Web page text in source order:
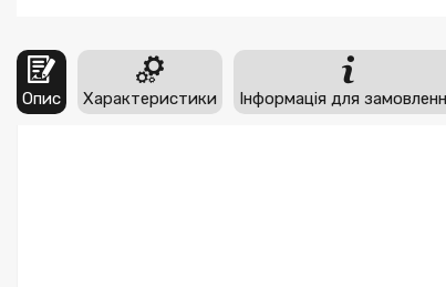
Опис Характеристики Інформація для